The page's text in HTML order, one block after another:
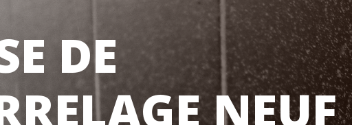
DE
NEUF